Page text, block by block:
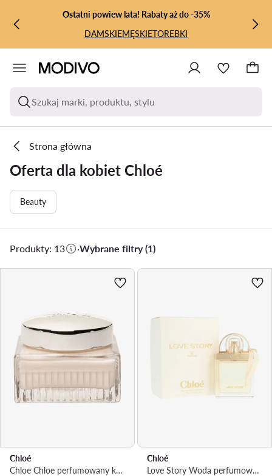
PRZEJDŹ DO GŁÓWNEJ ZAWARTOŚCI
PRZEJDŹ DO WYSZUKIWANIA
Ostatni powiew lata! Rabaty aż do -35%
DAMSKIEMĘSKIETOREBKI
Szukaj marki, produktu, stylu
Strona główna
Oferta dla kobiet Chloé
Beauty
Produkty: 13 ·Wybrane filtry (1)
Chloé
Chloe Chloe perfumowany krem do ciała 150ml Krem do ciała
Chloé
Love Story Woda perfumowana